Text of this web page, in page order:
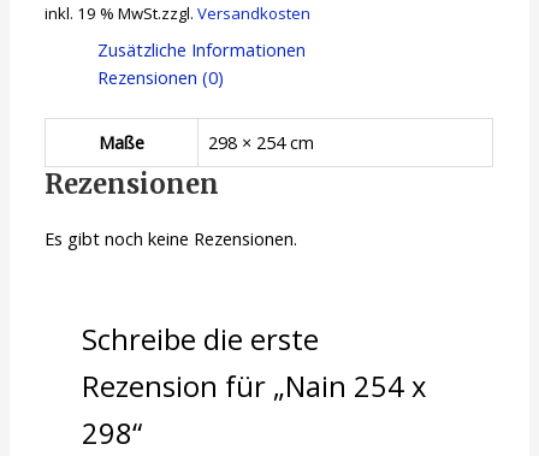
inkl. 19 % MwSt.zzgl.Versandkosten
Zusätzliche Informationen
Rezensionen (0)
Maße 298 × 254 cm
Rezensionen
Es gibt noch keine Rezensionen.
Schreibe die erste
Rezension für „Nain 254 x
298“